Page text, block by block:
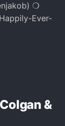
❍
Ever-
&